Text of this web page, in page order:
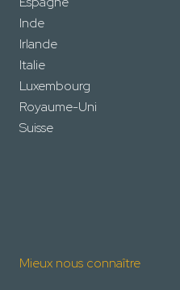
Inde
Irlande
Italie
Luxembourg
Royaume-Uni
Suisse
Mieux nous connaître